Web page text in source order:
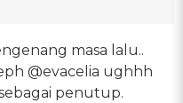
masa lalu..
@evacelia ughhh
penutup.